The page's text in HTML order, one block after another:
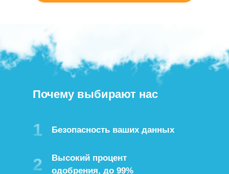
Почему выбирают нас
Высокий процент
одобрения, до 99%
2
Безопасность ваших данных
1